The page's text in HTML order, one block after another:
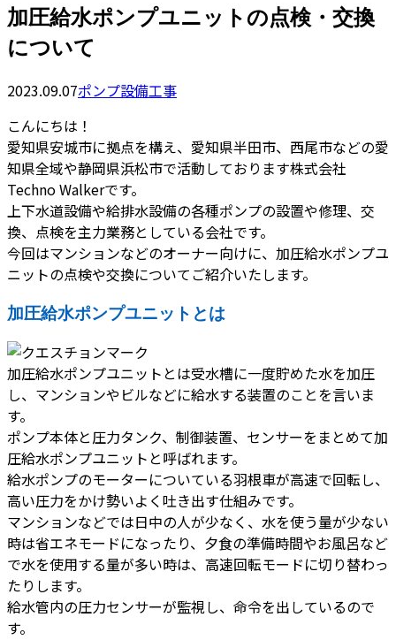
加圧給水ポンプユニットの点検・交換
について
2023.09.07ポンプ設備工事
こんにちは！
愛知県安城市に拠点を構え、愛知県半田市、西尾市などの愛
知県全域や静岡県浜松市で活動しております株式会社
Techno Walkerです。
上下水道設備や給排水設備の各種ポンプの設置や修理、交
換、点検を主力業務としている会社です。
今回はマンションなどのオーナー向けに、加圧給水ポンプユ
ニットの点検や交換についてご紹介いたします。
加圧給水ポンプユニットとは
加圧給水ポンプユニットとは受水槽に一度貯めた水を加圧
し、マンションやビルなどに給水する装置のことを言いま
す。
ポンプ本体と圧力タンク、制御装置、センサーをまとめて加
圧給水ポンプユニットと呼ばれます。
給水ポンプのモーターについている羽根車が高速で回転し、
高い圧力をかけ勢いよく吐き出す仕組みです。
マンションなどでは日中の人が少なく、水を使う量が少ない
時は省エネモードになったり、夕食の準備時間やお風呂など
で水を使用する量が多い時は、高速回転モードに切り替わっ
たりします。
給水管内の圧力センサーが監視し、命令を出しているので
す。